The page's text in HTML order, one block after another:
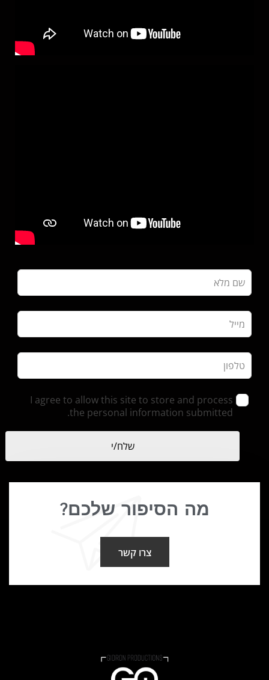
I agree to allow this site to store and process
the personal information submitted.
שלח/י
מה הסיפור שלכם?
צרו קשר